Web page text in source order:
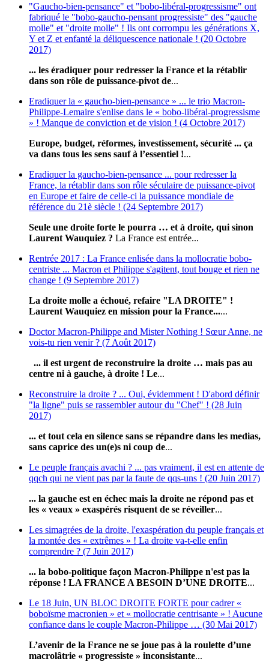
"Gaucho-bien-pensance" et "bobo-libéral-progressisme" ont
fabriqué le "bobo-gaucho-pensant progressiste" des "gauche
molle" et "droite molle" ! Ils ont corrompu les générations X,
Y et Z et enfanté la déliquescence nationale ! (20 Octobre
2017)
... les éradiquer pour redresser la France et la rétablir
dans son rôle de puissance-pivot de...
Eradiquer la « gaucho-bien-pensance » ... le trio Macron-
Philippe-Lemaire s'enlise dans le « bobo-libéral-progressisme
» ! Manque de conviction et de vision ! (4 Octobre 2017)
Europe, budget, réformes, investissement, sécurité ... ça
va dans tous les sens sauf à l’essentiel !...
Eradiquer la gaucho-bien-pensance ... pour redresser la
France, la rétablir dans son rôle séculaire de puissance-pivot
en Europe et faire de celle-ci la puissance mondiale de
référence du 21è siècle ! (24 Septembre 2017)
Seule une droite forte le pourra … et à droite, qui sinon
Laurent Wauquiez ? La France est entrée...
Rentrée 2017 : La France enlisée dans la mollocratie bobo-
centriste ... Macron et Philippe s'agitent, tout bouge et rien ne
change ! (9 Septembre 2017)
La droite molle a échoué, refaire "LA DROITE" !
Laurent Wauquiez en mission pour la France......
Doctor Macron-Philippe and Mister Nothing ! Sœur Anne, ne
vois-tu rien venir ? (7 Août 2017)
... il est urgent de reconstruire la droite … mais pas au
centre ni à gauche, à droite ! Le...
Reconstruire la droite ? ... Oui, évidemment ! D'abord définir
"la ligne" puis se rassembler autour du "Chef" ! (28 Juin
2017)
... et tout cela en silence sans se répandre dans les medias,
sans caprice des un(e)s ni coup de...
Le peuple français avachi ? ... pas vraiment, il est en attente de
qqch qui ne vient pas par la faute de qqs-uns ! (20 Juin 2017)
... la gauche est en échec mais la droite ne répond pas et
les « veaux » exaspérés risquent de se réveiller...
Les simagrées de la droite, l'exaspération du peuple français et
la montée des « extrêmes » ! La droite va-t-elle enfin
comprendre ? (7 Juin 2017)
... la bobo-politique façon Macron-Philippe n'est pas la
réponse ! LA FRANCE A BESOIN D’UNE DROITE...
Le 18 Juin, UN BLOC DROITE FORTE pour cadrer «
boboïsme macronien » et « mollocratie centrisante » ! Aucune
confiance dans le couple Macron-Philippe … (30 Mai 2017)
L’avenir de la France ne se joue pas à la roulette d’une
macrolâtrie « progressiste » inconsistante...